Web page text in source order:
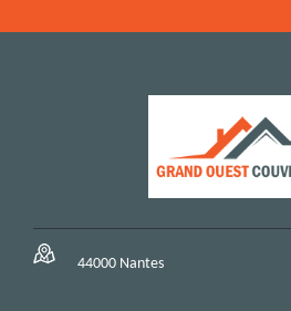
44000 Nantes